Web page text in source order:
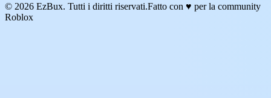
© 2026 EzBux. Tutti i diritti riservati.Fatto con ♥ per la community
Roblox